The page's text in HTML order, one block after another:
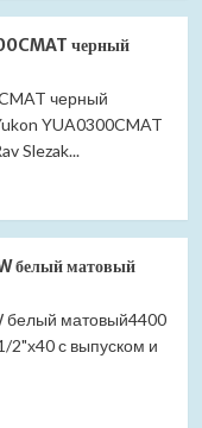
черный
черный
YUA0300CMAT
Slezak...
белый матовый
белый матовый4400
с выпуском и